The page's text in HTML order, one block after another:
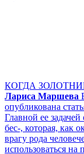
КОГДА
Лариса Маршева
опубликована
Главной ее
бес-, которая, как
врагу рода
использоваться на